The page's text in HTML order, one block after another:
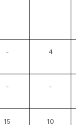
- 4
- -
15 10